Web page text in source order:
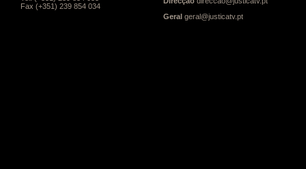
Fax (+351) 239 854 034
Geral geral@justicatv.pt